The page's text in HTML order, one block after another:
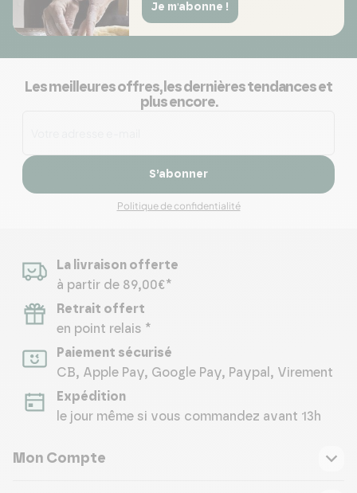
Je m'abonne !
Les meilleures offres, les dernières tendances et
plus encore.
S’abonner
Politique de confidentialité
La livraison offerte
à partir de 89,00€*
Retrait offert
en point relais *
Paiement sécurisé
CB, Apple Pay, Google Pay, Paypal, Virement
Expédition
le jour même si vous commandez avant 13h
Mon Compte